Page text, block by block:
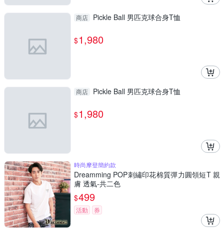
商店 Pickle Ball 男匹克球合身T恤
$1,980
商店 Pickle Ball 男匹克球合身T恤
$1,980
時尚摩登簡約款
Dreamming POP刺繡印花棉質彈力圓領短T 親
膚 透氣-共二色
$499
活動 券